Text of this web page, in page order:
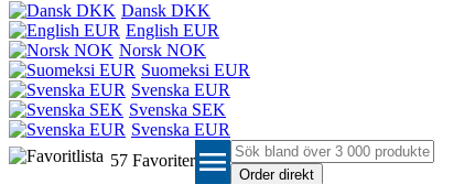
Dansk DKK
English EUR
Norsk NOK
Suomeksi EUR
Svenska EUR
Svenska SEK
Svenska EUR
57 Favoriter menu